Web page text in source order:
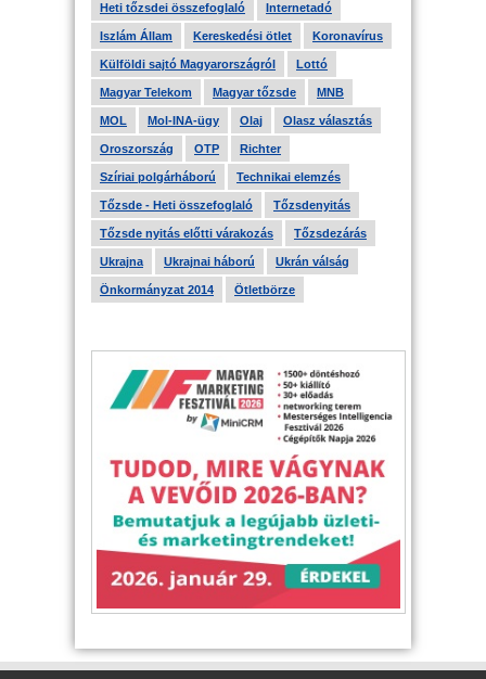
Heti tőzsdei összefoglaló Internetadó
Iszlám Állam Kereskedési ötlet Koronavírus
Külföldi sajtó Magyarországról Lottó
Magyar Telekom Magyar tőzsde MNB
MOL Mol-INA-ügy Olaj Olasz választás
Oroszország OTP Richter
Szíriai polgárháború Technikai elemzés
Tőzsde - Heti összefoglaló Tőzsdenyitás
Tőzsde nyitás előtti várakozás Tőzsdezárás
Ukrajna Ukrajnai háború Ukrán válság
Önkormányzat 2014 Ötletbörze